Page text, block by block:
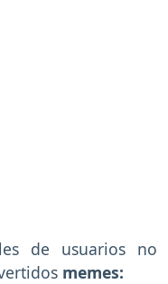
de usuarios no
memes: